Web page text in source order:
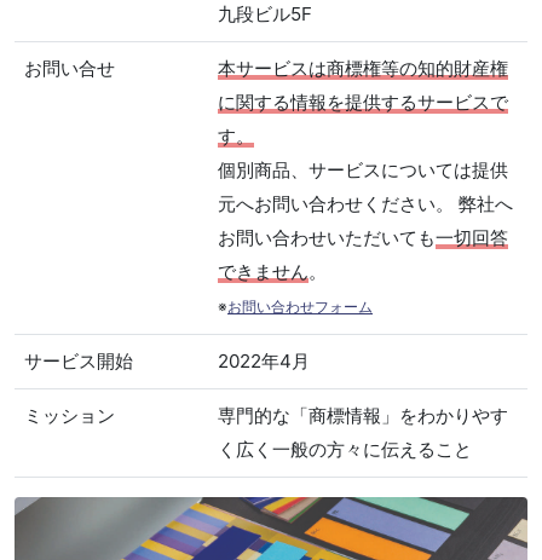
九段ビル5F
お問い合せ
本サービスは商標権等の知的財産権
に関する情報を提供するサービスで
す。
個別商品、サービスについては提供
元へお問い合わせください。 弊社へ
お問い合わせいただいても一切回答
できません。
※お問い合わせフォーム
サービス開始 2022年4月
ミッション
専門的な「商標情報」をわかりやす
く広く一般の方々に伝えること